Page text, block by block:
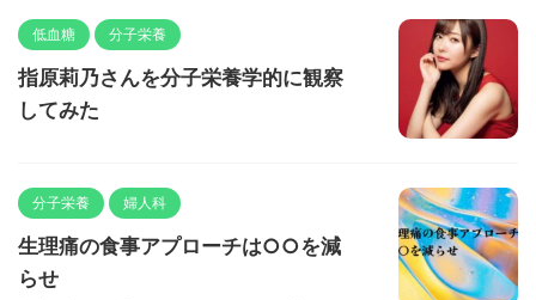
低血糖 分子栄養
指原莉乃さんを分子栄養学的に観察
してみた
分子栄養 婦人科
生理痛の食事アプローチは○○を減
らせ